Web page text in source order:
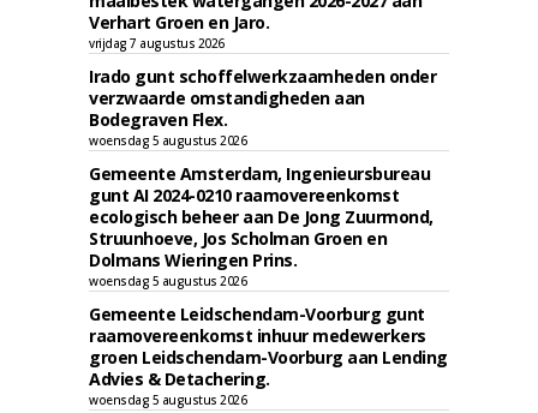
Verhart Groen en Jaro.
vrijdag 7 augustus 2026
Irado gunt schoffelwerkzaamheden onder
verzwaarde omstandigheden aan
Bodegraven Flex.
woensdag 5 augustus 2026
Gemeente Amsterdam, Ingenieursbureau
gunt AI 2024-0210 raamovereenkomst
ecologisch beheer aan De Jong Zuurmond,
Struunhoeve, Jos Scholman Groen en
Dolmans Wieringen Prins.
woensdag 5 augustus 2026
Gemeente Leidschendam-Voorburg gunt
raamovereenkomst inhuur medewerkers
groen Leidschendam-Voorburg aan Lending
Advies & Detachering.
woensdag 5 augustus 2026